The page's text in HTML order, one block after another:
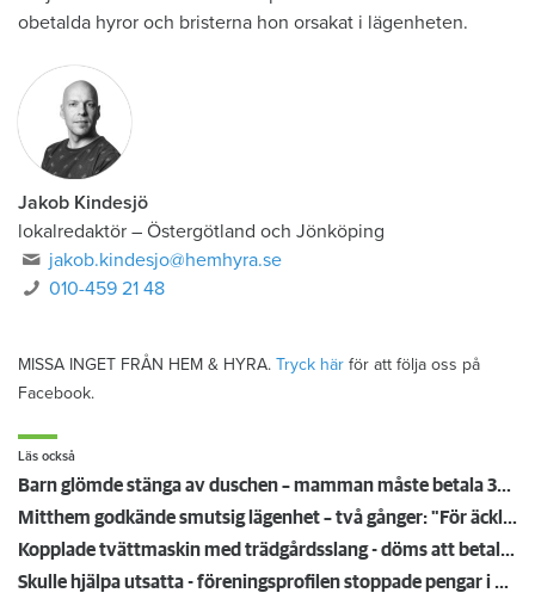
obetalda hyror och bristerna hon orsakat i lägenheten.
Jakob Kindesjö
lokalredaktör – Östergötland och Jönköping
jakob.kindesjo@hemhyra.se
010-459 21 48
MISSA INGET FRÅN HEM & HYRA. Tryck här för att följa oss på
Facebook.
Läs också
Barn glömde stänga av duschen – mamman måste betala 300 000
Mitthem godkände smutsig lägenhet – två gånger: "För äckligt för att flytta in"
Kopplade tvättmaskin med trädgårdsslang - döms att betala en miljon efter vattenskada
Skulle hjälpa utsatta - föreningsprofilen stoppade pengar i egen ficka